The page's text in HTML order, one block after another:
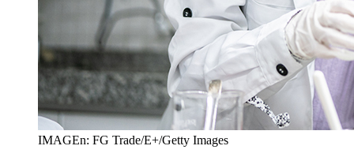
IMAGEn: FG Trade/E+/Getty Images